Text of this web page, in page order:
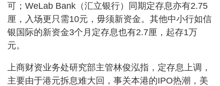
可；WeLab Bank（汇立银行）同期定存息亦有2.75
厘，入场更只需10元，毋须新资金。其他中小行如信
银国际的新资金3个月定存息也有2.7厘，起存1万
元。
上商财资业务处研究部主管林俊泓指，定存息上调，
主要由于港元拆息难大回，事关本港的IPO热潮，美